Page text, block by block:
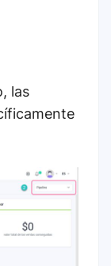
las